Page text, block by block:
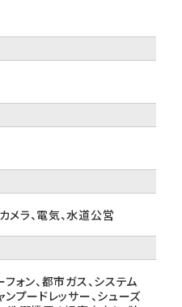
メラ、電気、水道公営
ォン、都市ガス、システム
ンプードレッサー、シューズ